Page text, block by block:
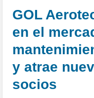
GOL
en el
y atrae
socios